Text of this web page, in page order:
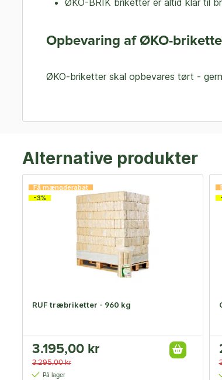
ØKO-BRIK briketter er altid klar til
Opbevaring af ØKO-
ØKO-briketter skal opbevares tørt -
Alternative produkter
Få mængderabat
-3%
RUF træbriketter - 960 kg
3.195,00 kr
3.295,00 kr
På lager